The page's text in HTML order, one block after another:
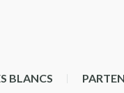
BLANCS